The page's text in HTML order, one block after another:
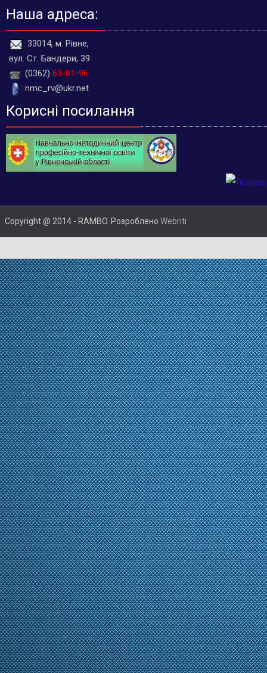
Наша адреса:
: 33014, м. Рівне,
вул. Ст. Бандери, 39
: (0362) 63-81-96
: nmc_rv@ukr.net
Корисні посилання
Copyright @ 2014 - RAMBO. Розроблено Webriti